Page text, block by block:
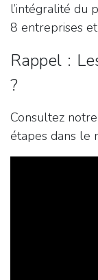
l’intégralité du
8 entreprises
Rappel :
?
Consultez notre
étapes dans le